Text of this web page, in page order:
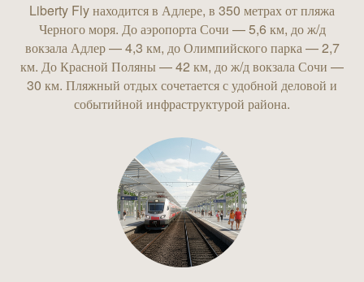
Liberty Fly находится в Адлере, в 350 метрах от пляжа
Черного моря. До аэропорта Сочи — 5,6 км, до ж/д
вокзала Адлер — 4,3 км, до Олимпийского парка — 2,7
км. До Красной Поляны — 42 км, до ж/д вокзала Сочи —
30 км. Пляжный отдых сочетается с удобной деловой и
событийной инфраструктурой района.